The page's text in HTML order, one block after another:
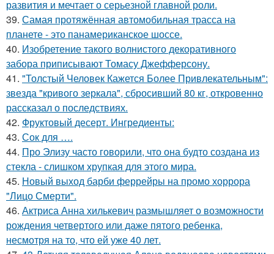
развития и мечтает о серьезной главной роли.
39. Самая протяжённая автомобильная трасса на
планете - это панамериканское шоссе.
40. Изобретение такого волнистого декоративного
забора приписывают Томасу Джефферсону.
41. "Толстый Человек Кажется Более Привлекательным":
звезда "кривого зеркала", сбросивший 80 кг, откровенно
рассказал о последствиях.
42. Фруктовый десерт. Ингредиенты:
43. Сок для ….
44. Про Элизу часто говорили, что она будто создана из
стекла - слишком хрупкая для этого мира.
45. Новый выход барби феррейры на промо хоррора
"Лицо Смерти".
46. Актриса Анна хилькевич размышляет о возможности
рождения четвертого или даже пятого ребенка,
несмотря на то, что ей уже 40 лет.